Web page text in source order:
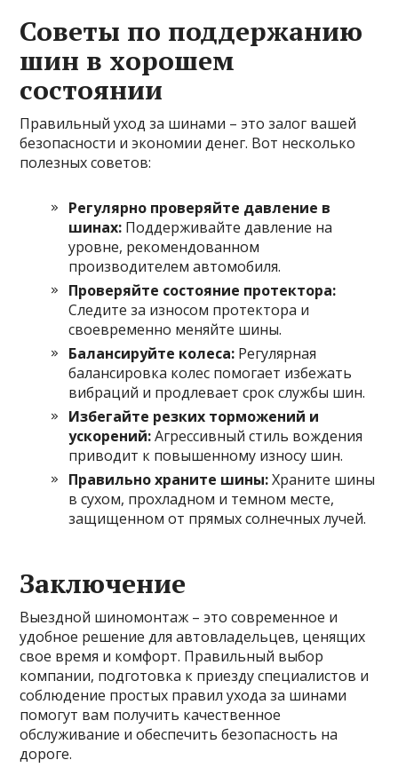
Советы по поддержанию
шин в хорошем
состоянии
Правильный уход за шинами – это залог вашей
безопасности и экономии денег. Вот несколько
полезных советов:
Регулярно проверяйте давление в
шинах: Поддерживайте давление на
уровне, рекомендованном
производителем автомобиля.
Проверяйте состояние протектора:
Следите за износом протектора и
своевременно меняйте шины.
Балансируйте колеса: Регулярная
балансировка колес помогает избежать
вибраций и продлевает срок службы шин.
Избегайте резких торможений и
ускорений:Агрессивный стиль вождения
приводит к повышенному износу шин.
Правильно храните шины:Храните шины
в сухом, прохладном и темном месте,
защищенном от прямых солнечных лучей.
Заключение
Выездной шиномонтаж – это современное и
удобное решение для автовладельцев, ценящих
свое время и комфорт. Правильный выбор
компании, подготовка к приезду специалистов и
соблюдение простых правил ухода за шинами
помогут вам получить качественное
обслуживание и обеспечить безопасность на
дороге.